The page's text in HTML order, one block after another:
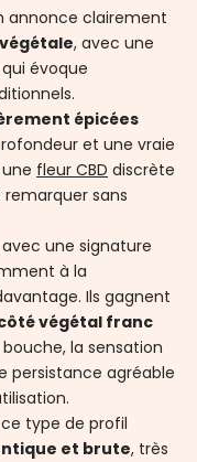
annonce clairement
, avec une
évoque
épicées
et une vraie
fleur CBD discrète
sans
une signature
à la
Ils gagnent
végétal franc
bouche, la sensation
persistance agréable
type de profil
et brute, très